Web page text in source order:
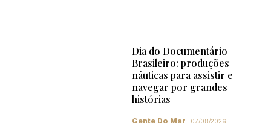
Dia do Documentário
Brasileiro: produções
náuticas para assistir e
navegar por grandes
histórias
Gente Do Mar 07/08/2026